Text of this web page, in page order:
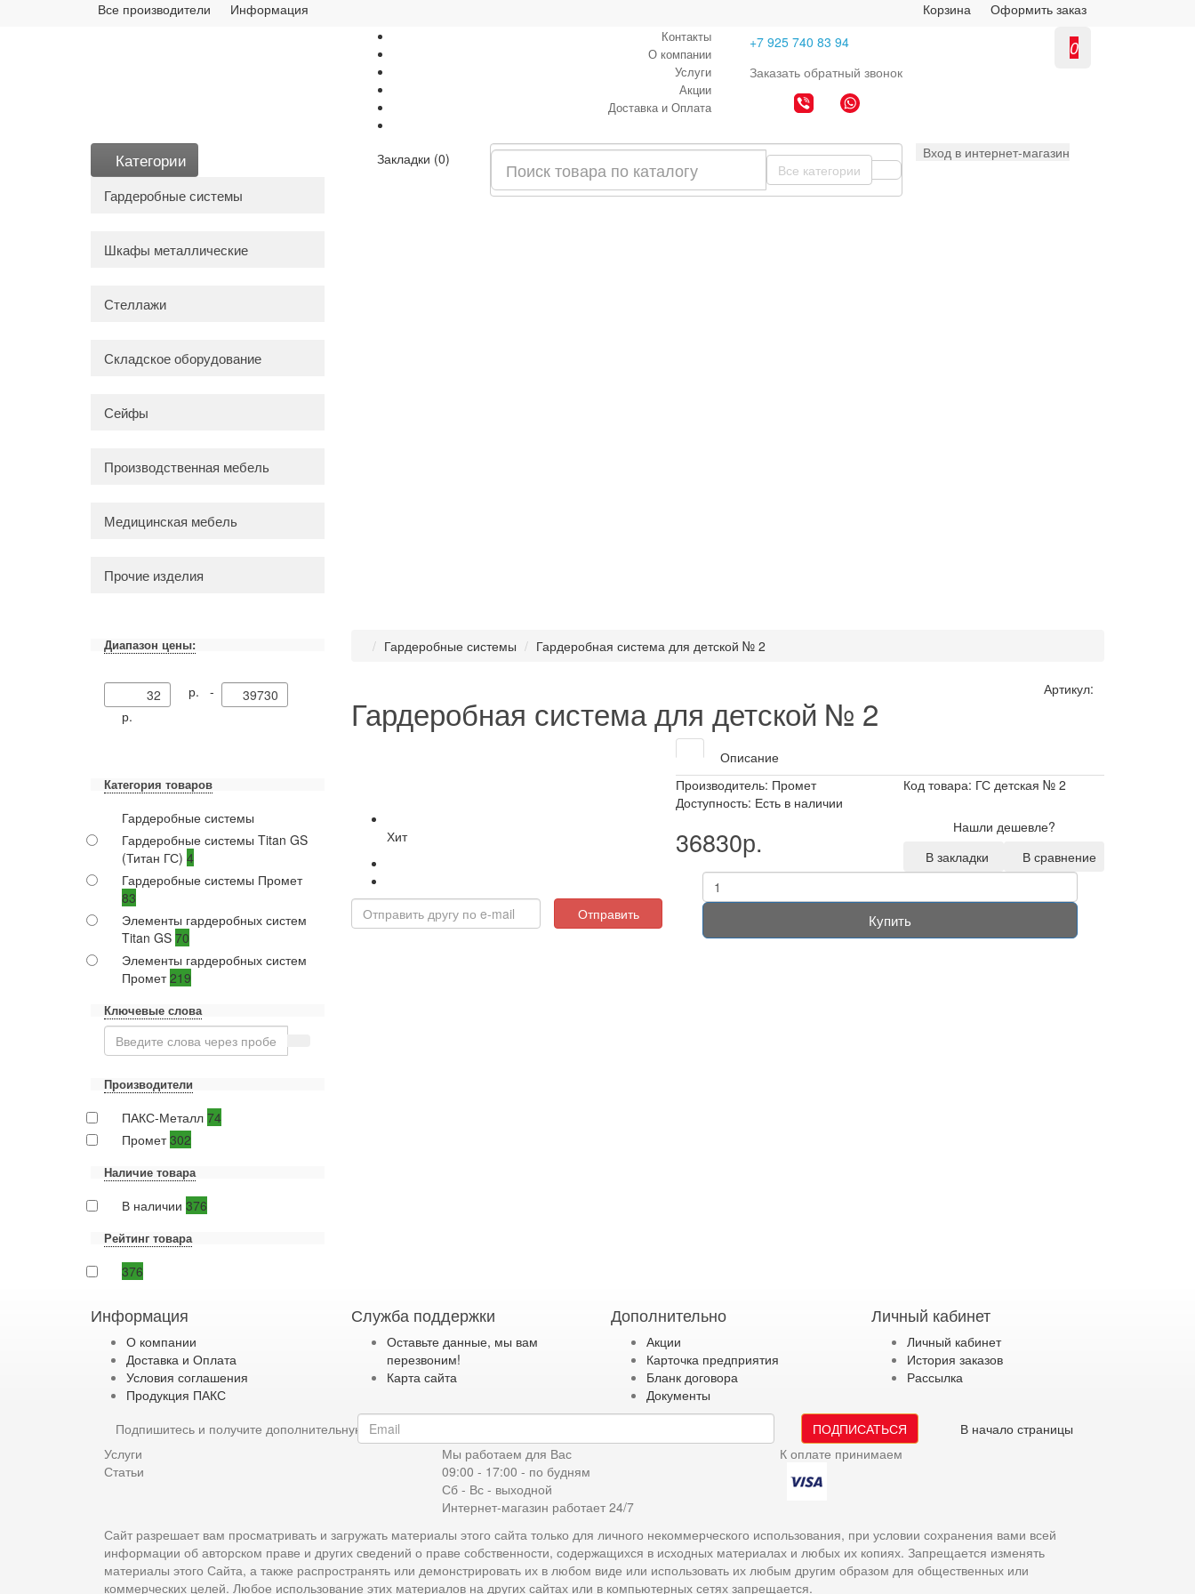
Корзина Оформить заказ
Все производители Информация
Контакты
О компании
Услуги
Акции
Доставка и Оплата
+7 925 740 83 94
Заказать обратный звонок
0
Категории
Гардеробные системы
Шкафы металлические
Стеллажи
Складское оборудование
Сейфы
Производственная мебель
Медицинская мебель
Прочие изделия
Закладки (0)
Все категории
Вход в интернет-магазин
Диапазон цены:
р. -
р.
Категория товаров
Гардеробные системы
Гардеробные системы Titan GS
(Титан ГС) 4
Гардеробные системы Промет
83
Элементы гардеробных систем
Titan GS 70
Элементы гардеробных систем
Промет 219
Ключевые слова
Производители
ПАКС-Металл 74
Промет302
Наличие товара
В наличии 376
Рейтинг товара
376
Гардеробные системы Гардеробная система для детской № 2
Гардеробная система для детской № 2
Артикул:
Хит
Отправить
Описание
Производитель: Промет
Код товара: ГС детская № 2
Доступность: Есть в наличии
36830р.
Нашли дешевле?
В закладки
В сравнение
Купить
Информация
О компании
Доставка и Оплата
Условия соглашения
Продукция ПАКС
Служба поддержки
Оставьте данные, мы вам
перезвоним!
Карта сайта
Дополнительно
Акции
Карточка предприятия
Бланк договора
Документы
Личный кабинет
Личный кабинет
История заказов
Рассылка
Подпишитесь и получите дополнительную скидку ПОДПИСАТЬСЯ
В начало страницы
Услуги
Статьи
Мы работаем для Вас
09:00 - 17:00 - по будням
Сб - Вс - выходной
Интернет-магазин работает 24/7
К оплате принимаем
Сайт разрешает вам просматривать и загружать материалы этого сайта только для личного некоммерческого использования, при условии сохранения вами всей
информации об авторском праве и других сведений о праве собственности, содержащихся в исходных материалах и любых их копиях. Запрещается изменять
материалы этого Сайта, а также распространять или демонстрировать их в любом виде или использовать их любым другим образом для общественных или
коммерческих целей. Любое использование этих материалов на других сайтах или в компьютерных сетях запрещается.